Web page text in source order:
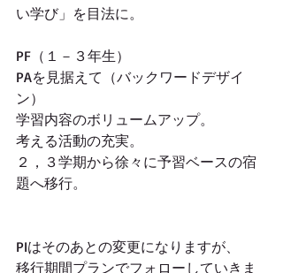
い学び」を目法に。
PF（１－３年生）
PAを見据えて（バックワードデザイ
ン）
学習内容のボリュームアップ。
考える活動の充実。
２，３学期から徐々に予習ベースの宿
題へ移行。
PIはそのあとの変更になりますが、
移行期間プランでフォローしていきま